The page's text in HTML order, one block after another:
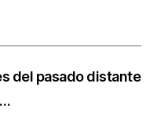
del pasado distante